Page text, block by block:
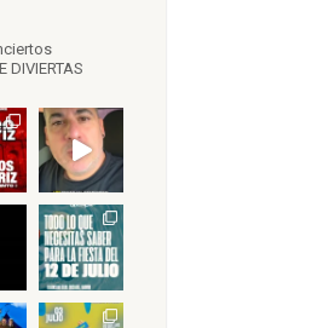
DIVIERTAS